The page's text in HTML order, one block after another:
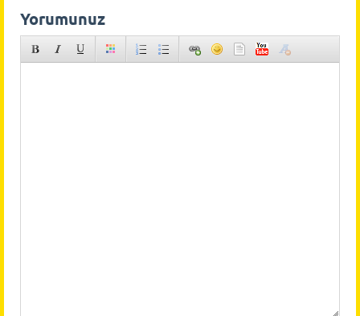
Yorumunuz